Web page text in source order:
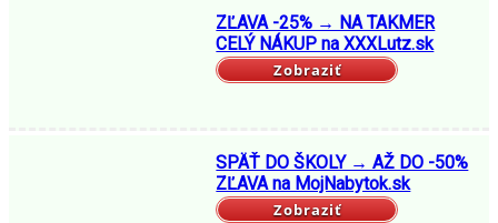
ZĽAVA -25% → NA TAKMER
CELÝ NÁKUP na XXXLutz.sk
Zobraziť
SPÄŤ DO ŠKOLY → AŽ DO -50%
ZĽAVA na MojNabytok.sk
Zobraziť